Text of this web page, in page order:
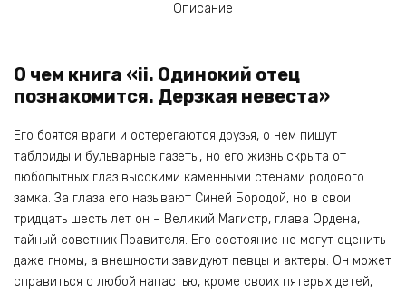
Описание
О чем книга «ii. Одинокий отец
познакомится. Дерзкая невеста»
Его боятся враги и остерегаются друзья, о нем пишут
таблоиды и бульварные газеты, но его жизнь скрыта от
любопытных глаз высокими каменными стенами родового
замка. За глаза его называют Синей Бородой, но в свои
тридцать шесть лет он – Великий Магистр, глава Ордена,
тайный советник Правителя. Его состояние не могут оценить
даже гномы, а внешности завидуют певцы и актеры. Он может
справиться с любой напастью, кроме своих пятерых детей,